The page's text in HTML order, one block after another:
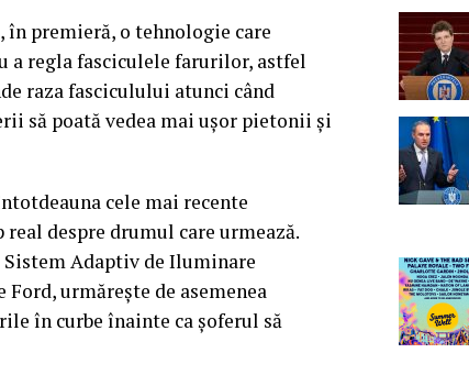
în premieră, o tehnologie care
a regla fasciculele farurilor, astfel
raza fasciculului atunci când
să poată vedea mai uşor pietonii şi
cele mai recente
despre drumul care urmează.
Adaptiv de Iluminare
urmăreşte de asemenea
în curbe înainte ca şoferul să